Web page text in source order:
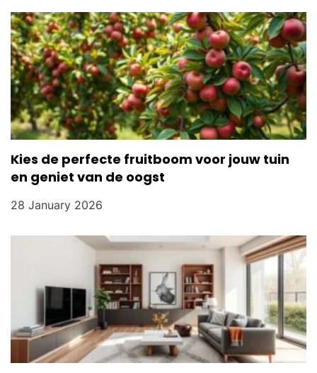
Kies de perfecte fruitboom voor jouw tuin
en geniet van de oogst
28 January 2026